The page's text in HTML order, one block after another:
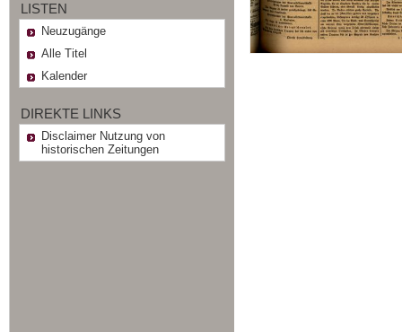
LISTEN
Neuzugänge
Alle Titel
Kalender
DIREKTE LINKS
Disclaimer Nutzung von
historischen Zeitungen